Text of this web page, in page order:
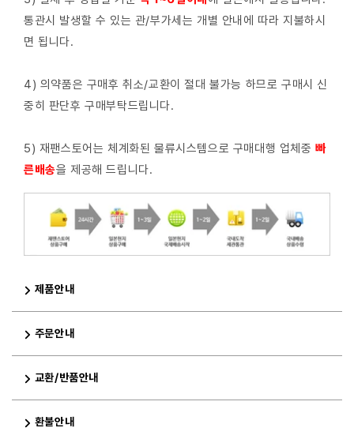
통관시 발생할 수 있는 관/부가세는 개별 안내에 따라 지불하시
면 됩니다.
4) 의약품은 구매후 취소/교환이 절대 불가능 하므로 구매시 신
중히 판단후 구매부탁드립니다.
5) 재팬스토어는 체계화된 물류시스템으로 구매대행 업체중빠
른배송을 제공해 드립니다.
제품안내
주문안내
교환/반품안내
환불안내